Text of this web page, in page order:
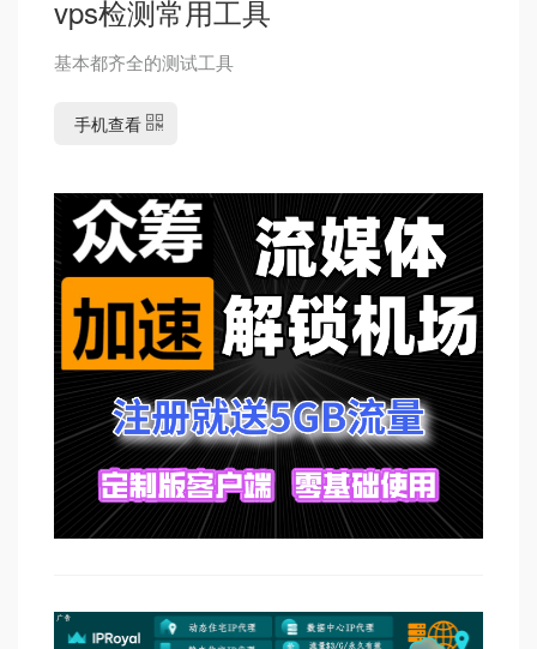
vps检测常用工具
基本都齐全的测试工具
手机查看